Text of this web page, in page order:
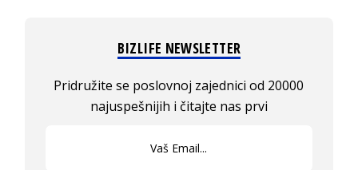
BIZLIFE NEWSLETTER
Pridružite se poslovnoj zajednici od 20000
najuspešnijih i čitajte nas prvi